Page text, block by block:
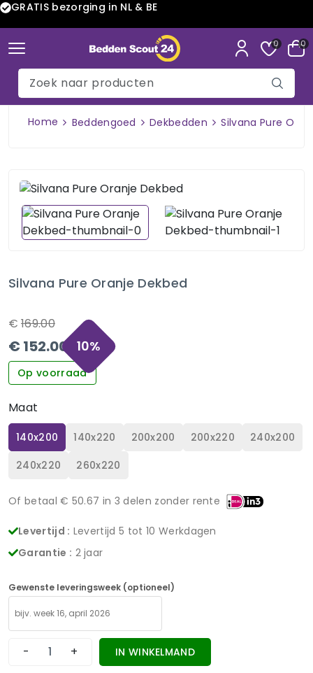
GRATIS bezorging in NL & BE
0 0
Home Beddengoed Dekbedden Silvana Pure
Silvana Pure Oranje Dekbed
€ 169.00
€ 152.00 10%
Op voorraad
Maat
140x200 140x220 200x200 200x220
240x200
240x220
260x220
Of betaal € 50.67 in 3 delen zonder rente
Levertijd : Levertijd 5 tot 10 Werkdagen
Garantie : 2 jaar
Gewenste leveringsweek (optioneel)
- + IN WINKELMAND